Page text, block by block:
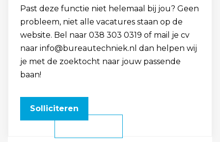
Past deze functie niet helemaal bij jou? Geen
probleem, niet alle vacatures staan op de
website. Bel naar 038 303 0319 of mail je cv
naar info@bureautechniek.nl dan helpen wij
je met de zoektocht naar jouw passende
baan!
Solliciteren